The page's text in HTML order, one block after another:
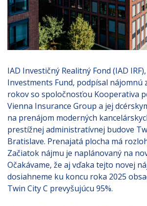
IAD Investičný Realitný Fond (IAD
Investments Fund, podpísal nájomnú
rokov so spoločnosťou Kooperativa
Vienna Insurance Group a jej
na prenájom moderných
prestížnej administratívnej budove
Bratislave. Prenajatá plocha má
Začiatok nájmu je naplánovaný na
Očakávame, že aj vďaka tejto novej
dosiahneme ku koncu roka 2025
Twin City C prevyšujúcu 95%.